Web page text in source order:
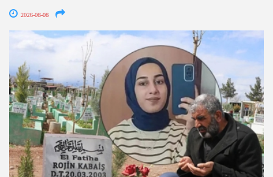
2026-08-08